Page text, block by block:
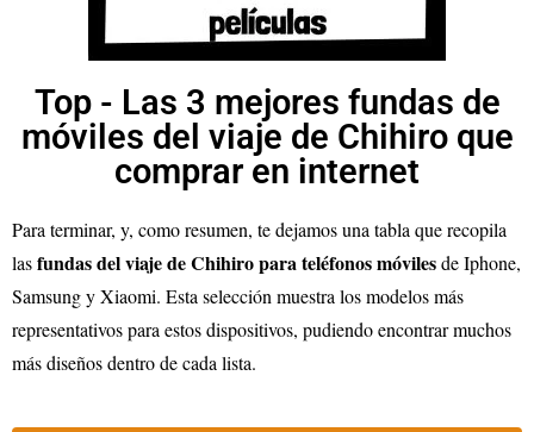
Top - Las 3 mejores fundas de
móviles del viaje de Chihiro que
comprar en internet
Para terminar, y, como resumen, te dejamos una tabla que recopila
lasfundas del viaje de Chihiro para teléfonos móvilesde Iphone,
Samsung y Xiaomi. Esta selección muestra los modelos más
representativos para estos dispositivos, pudiendo encontrar muchos
más diseños dentro de cada lista.